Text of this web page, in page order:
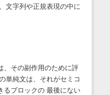
文字列や正規表現の中に
、その副作用のために評
単純文は、それがセミコ
るブロックの 最後にない